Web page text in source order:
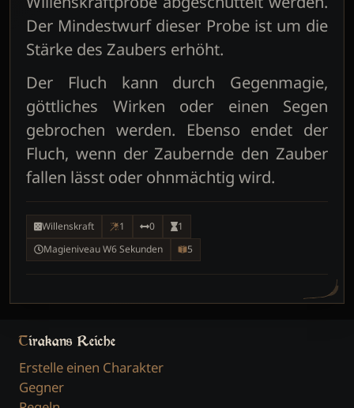
Der Mindestwurf dieser Probe ist um die
Stärke des Zaubers erhöht.
Der Fluch kann durch Gegenmagie,
göttliches Wirken oder einen Segen
gebrochen werden. Ebenso endet der
Fluch, wenn der Zaubernde den Zauber
fallen lässt oder ohnmächtig wird.
Willenskraft 1 0
1
Magieniveau W6 Sekunden
5
Tirakans Reiche
Erstelle einen Charakter
Gegner